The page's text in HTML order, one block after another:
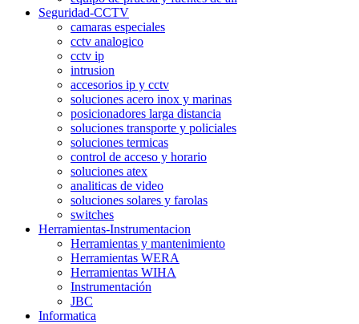
Seguridad-CCTV
camaras especiales
cctv analogico
cctv ip
intrusion
accesorios ip y cctv
soluciones acero inox y marinas
posicionadores larga distancia
soluciones transporte y policiales
soluciones termicas
control de acceso y horario
soluciones atex
analiticas de video
soluciones solares y farolas
switches
Herramientas-Instrumentacion
Herramientas y mantenimiento
Herramientas WERA
Herramientas WIHA
Instrumentación
JBC
Informatica